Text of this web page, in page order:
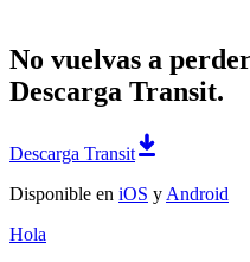
No vuelvas a
Descarga Transit.
Descarga Transit
Disponible en iOS y Android
Hola